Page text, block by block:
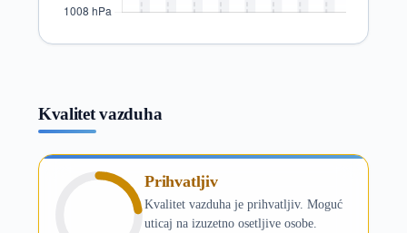
Kvalitet vazduha
Prihvatljiv
Kvalitet vazduha je prihvatljiv. Moguć
uticaj na izuzetno osetljive osobe.